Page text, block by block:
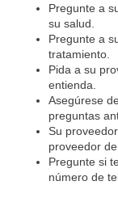
Pregunte a
su salud.
Pregunte a
tratamiento.
Pida a su
entienda.
Asegúrese
preguntas
Su
proveedor
Pregunte si
número de